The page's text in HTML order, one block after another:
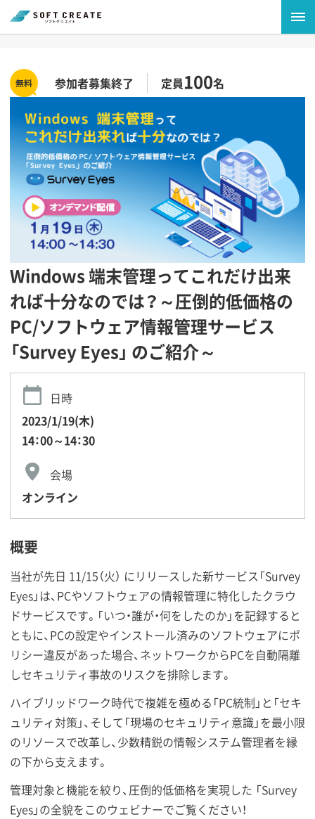
参加者募集終了 定員100名
Windows 端末管理ってこれだけ出来
れば十分なのでは？～圧倒的低価格の
PC/ソフトウェア情報管理サービス
「Survey Eyes」 のご紹介～
日時
2023/1/19(木)
14：00～14：30
会場
オンライン
概要
当社が先日 11/15（火） にリリースした新サービス「Survey
Eyes」は、PCやソフトウェアの情報管理に特化したクラウ
ドサービスです。「いつ・誰が・何をしたのか」を記録すると
ともに、PCの設定やインストール済みのソフトウェアにポ
リシー違反があった場合、ネットワークからPCを自動隔離
しセキュリティ事故のリスクを排除します。
ハイブリッドワーク時代で複雑を極める「PC統制」と「セキ
ュリティ対策」、そして「現場のセキュリティ意識」を最小限
のリソースで改革し、少数精鋭の情報システム管理者を縁
の下から支えます。
管理対象と機能を絞り、圧倒的低価格を実現した 「Survey
Eyes」の全貌をこのウェビナーでご覧ください！